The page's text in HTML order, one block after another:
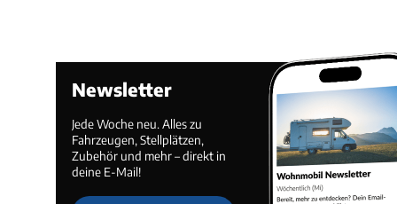
Newsletter
Jede Woche neu. Alles zu
Fahrzeugen, Stellplätzen,
Zubehör und mehr – direkt in
deine E-Mail!